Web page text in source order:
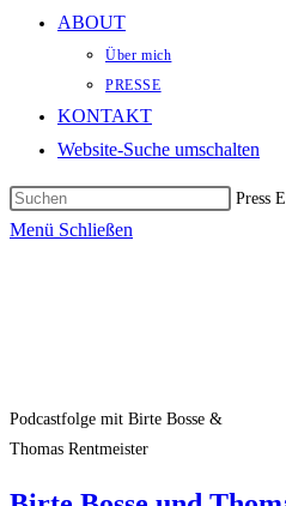
ABOUT
Über mich
PRESSE
KONTAKT
Website-Suche umschalten
Press
Menü Schließen
Podcastfolge mit Birte Bosse &
Thomas Rentmeister